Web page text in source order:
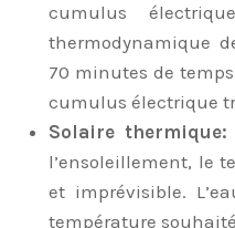
cumulus
thermodynamique
70 minutes de
cumulus électrique
Solaire thermique:
l’ensoleillement, le
et imprévisible.
température